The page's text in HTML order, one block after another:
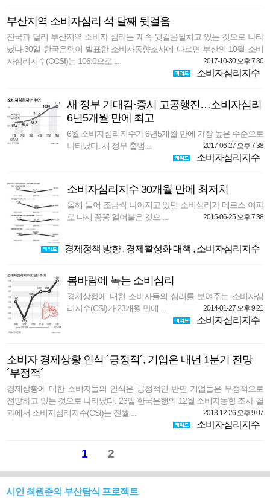
부산지역 소비자심리 석 달째 뒷걸음
전국과 달리 부산지역 소비자 심리는 계속 뒷걸음질치고 있는 것으로 나타
났다.30일 한국은행이 발표한 소비자동향조사에 따르면 부산의 10월 소비
자심리지수(CCSI)는 106.0으로 ...
2017-10-30 오후 7:30
소비자심리지수
새 정부 기대감·증시 고공행진…소비자심리
6년5개월 만에 최고
6월 소비자심리지수가 6년5개월 만에 가장 높은 수준으로
나타났다. 새 정부 출범 ...
2017-06-27 오후 7:38
소비자심리지수
소비자심리지수 30개월 만에 최저치
올해 들어 조금씩 나아지고 있던 소비심리가 메르스 여파
로 다시 꽁꽁 얼어붙은 것으 ...
2015-06-25 오후 7:38
경제정책 방향, 경제활성화 대책 , 소비자심리지수
봄바람에 녹는 소비심리
경제상황에 대한 소비자들의 심리를 보여주는 소비자심
리지수(CSI)가 23개월 만에 ...
2014-01-27 오후 9:21
소비자심리지수
소비자 경제상황 인식 ´긍정적´, 기업은 내년 1분기 전망
´부정적´
경제상황에 대한 소비자들의 인식은 긍정적인 반면 기업들은 부정적으로
전망하고 있는 것으로 나타났다. 26일 한국은행의 12월 소비자동향 조사 결
과에서 소비자심리지수(CSI)는 전월 ...
2013-12-26 오후 9:07
소비자심리지수
1 2
시인 최원준의 부산탐식 프로젝트